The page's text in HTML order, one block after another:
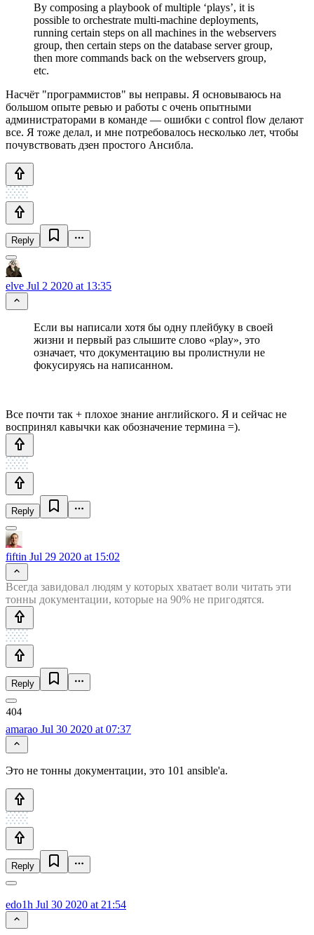
By composing a playbook of multiple ‘plays’, it is
possible to orchestrate multi-machine deployments,
running certain steps on all machines in the webservers
group, then certain steps on the database server group,
then more commands back on the webservers group,
etc.
Насчёт "программистов" вы неправы. Я основываюсь на
большом опыте ревью и работы с очень опытными
администраторами в команде — ошибки с control flow делают
все. Я тоже делал, и мне потребовалось несколько лет, чтобы
почувствовать дзен простого Ансибла.
Reply
elve Jul 2 2020 at 13:35
Если вы написали хотя бы одну плейбуку в своей
жизни и первый раз слышите слово «play», это
означает, что документацию вы пролистнули не
фокусируясь на написанном.
Все почти так + плохое знание английского. Я и сейчас не
воспринял кавычки как обозначение термина =).
Reply
fiftin Jul 29 2020 at 15:02
Всегда завидовал людям у которых хватает воли читать эти
тонны документации, которые на 90% не пригодятся.
Reply
amarao Jul 30 2020 at 07:37
Это не тонны документации, это 101 ansible'а.
Reply
edo1h Jul 30 2020 at 21:54